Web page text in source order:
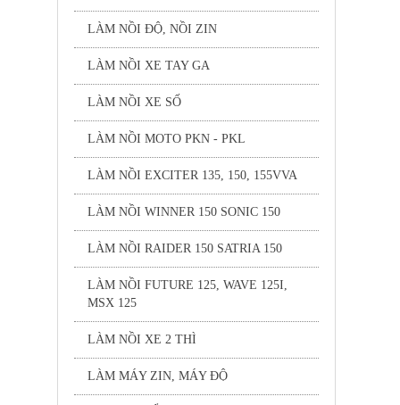
LÀM NỒI ĐỘ, NỒI ZIN
LÀM NỒI XE TAY GA
LÀM NỒI XE SỐ
LÀM NỒI MOTO PKN - PKL
LÀM NỒI EXCITER 135, 150, 155VVA
LÀM NỒI WINNER 150 SONIC 150
LÀM NỒI RAIDER 150 SATRIA 150
LÀM NỒI FUTURE 125, WAVE 125I,
MSX 125
LÀM NỒI XE 2 THÌ
LÀM MÁY ZIN, MÁY ĐỘ